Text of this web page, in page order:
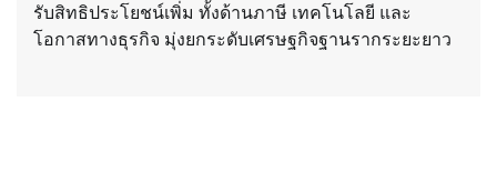
รับสิทธิประโยชน์เพิ่ม ทั้งด้านภาษี เทคโนโลยี และ
โอกาสทางธุรกิจ มุ่งยกระดับเศรษฐกิจฐานรากระยะยาว